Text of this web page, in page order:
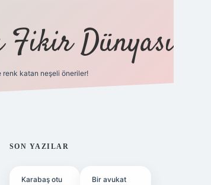
Fikir Dünyası
renk katan neşeli öneriler!
SIDEBAR
SON YAZILAR
Karabaş otu
Bir avukat